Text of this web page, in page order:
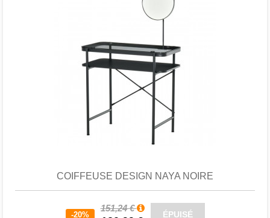
COIFFEUSE DESIGN NAYA NOIRE
-20%
151,24 €
ÉPUISÉ